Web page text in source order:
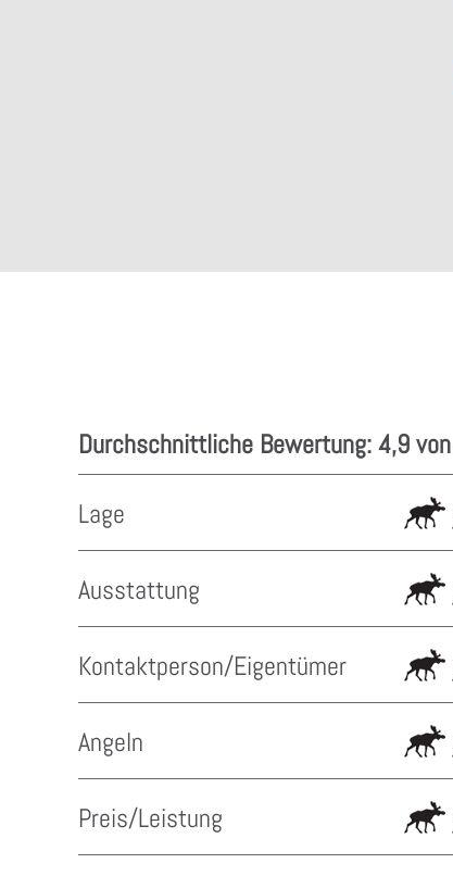
Durchschnittliche Bewertung: 4,9
Lage
Ausstattung
Kontaktperson/Eigentümer
Angeln
Preis/Leistung